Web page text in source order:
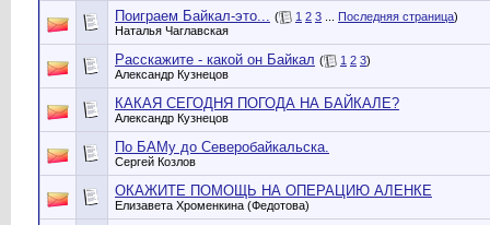
Поиграем Байкал-это... ( 1 2 3 Последняя страница)
Наталья Чаглавская
Расскажите - какой он Байкал ( 1 2 3)
Александр Кузнецов
КАКАЯ СЕГОДНЯ ПОГОДА НА БАЙКАЛЕ?
Александр Кузнецов
По БАМу до Северобайкальска.
Сергей Козлов
ОКАЖИТЕ ПОМОЩЬ НА ОПЕРАЦИЮ АЛЕНКЕ
Елизавета Хроменкина (Федотова)